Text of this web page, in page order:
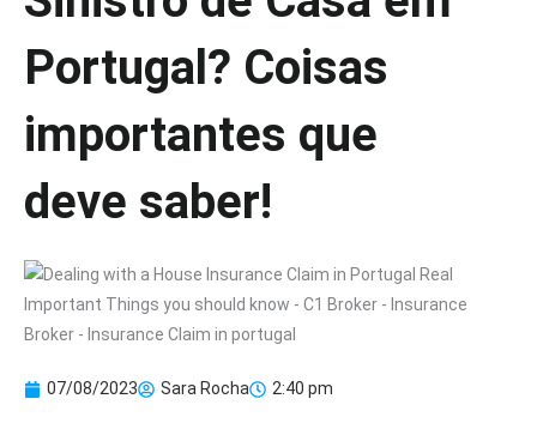
Portugal? Coisas
importantes que
deve saber!
07/08/2023 Sara Rocha 2:40 pm